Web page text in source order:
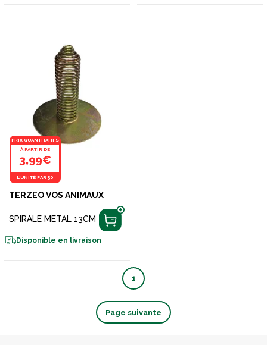
PRIX QUANTITATIFS
À PARTIR DE
3,99€
L'UNITÉ PAR 50
TERZEO VOS ANIMAUX
SPIRALE METAL 13CM
Disponible en livraison
1
Page suivante